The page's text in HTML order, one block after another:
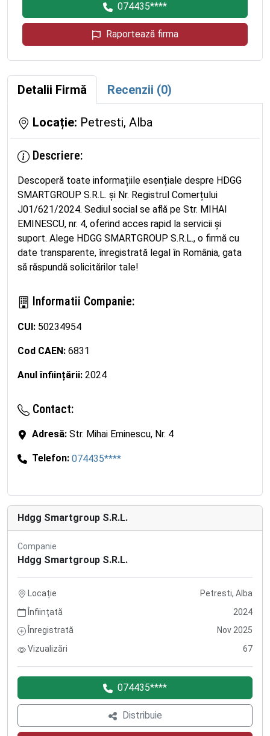
074435****
Raportează firma
Detalii Firmă Recenzii (0)
Locație: Petresti, Alba
Descriere:
Descoperă toate informațiile esențiale despre HDGG
SMARTGROUP S.R.L. și Nr. Registrul Comerțului
J01/621/2024. Sediul social se află pe Str. MIHAI
EMINESCU, nr. 4, oferind acces rapid la servicii și
suport. Alege HDGG SMARTGROUP S.R.L., o firmă cu
date transparente, înregistrată legal în România, gata
să răspundă solicitărilor tale!
Informatii Companie:
CUI: 50234954
Cod CAEN: 6831
Anul înființării: 2024
Contact:
Adresă: Str. Mihai Eminescu, Nr. 4
Telefon: 074435****
Hdgg Smartgroup S.R.L.
Companie
Hdgg Smartgroup S.R.L.
Locație
Petresti, Alba
Înființată
2024
Înregistrată
Nov 2025
Vizualizări
67
074435****
Distribuie